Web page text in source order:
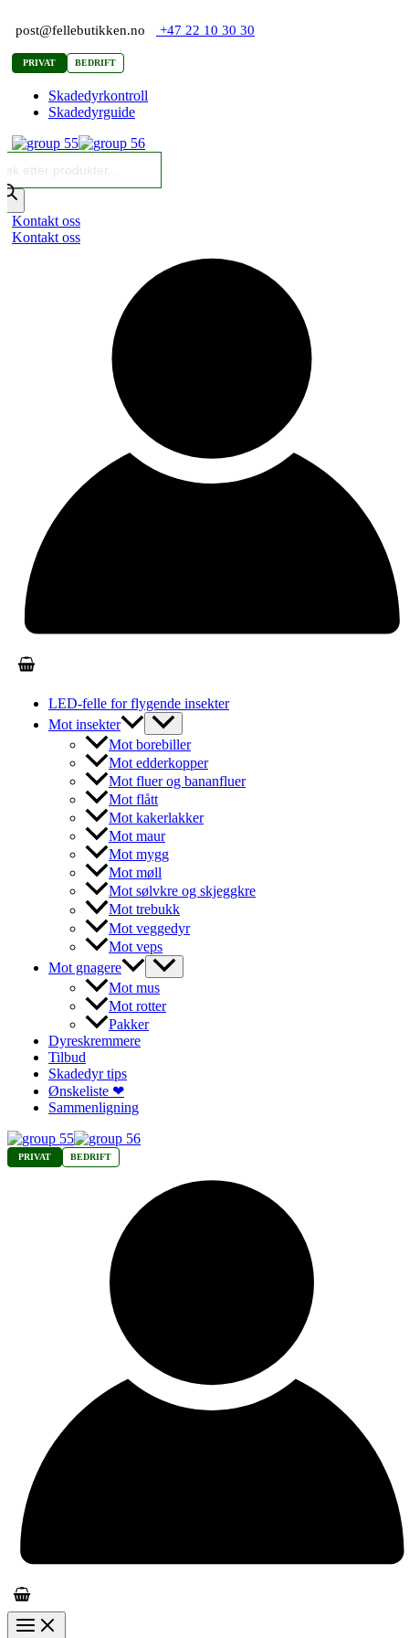
rett
innholdet
post@fellebutikken.no +47 22 10 30 30
PRIVAT BEDRIFT
Skadedyrkontroll
Skadedyrguide
Kontakt oss
Kontakt oss
LED-felle for flygende insekter
Mot insekter
Mot borebiller
Mot edderkopper
Mot fluer og bananfluer
Mot flått
Mot kakerlakker
Mot maur
Mot mygg
Mot møll
Mot sølvkre og skjeggkre
Mot trebukk
Mot veggedyr
Mot veps
Mot gnagere
Mot mus
Mot rotter
Pakker
Dyreskremmere
Tilbud
Skadedyr tips
Ønskeliste ❤
Sammenligning
PRIVAT BEDRIFT